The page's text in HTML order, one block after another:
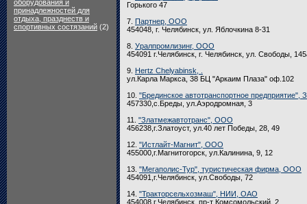
оборудования и
принадлежностей для
отдыха, празднеств и
спортивных состязаний (2)
Горького 47
7. Партнер, ООО
454048, г. Челябинск, ул. Яблочкина 8-31
8. Уралпромлизинг, ООО
454091 г.Челябинск, г. Челябинск, ул. Свободы,
9. Hertz Chelyabinsk, .
ул.Карла Маркса, 38 БЦ "Аркаим Плаза" оф.102
10. "Брединское автотранспортное предприятие",
457330,с.Бреды, ул.Аэродромная, 3
11. "Златмежавтотранс", ООО
456238,г.Златоуст, ул.40 лет Победы, 28, 49
12. "Истлайт-Магнит", ООО
455000,г.Магнитогорск, ул.Калинина, 9, 12
13. "Мегаполис-Тур", туристическая фирма, ООО
454091,г.Челябинск, ул.Свободы, 72
14. "Тракторсельхозмаш", НИИ, ОАО
454008,г.Челябинск, пр-т Комсомольский, 2